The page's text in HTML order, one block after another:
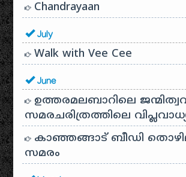
Chandrayaan
July
Walk with Vee Cee
June
ഉത്തരമലബാറിലെ
സമരചരിത്രത്തിലെ
കാഞ്ഞങ്ങാട് ബീഡി
സമരം